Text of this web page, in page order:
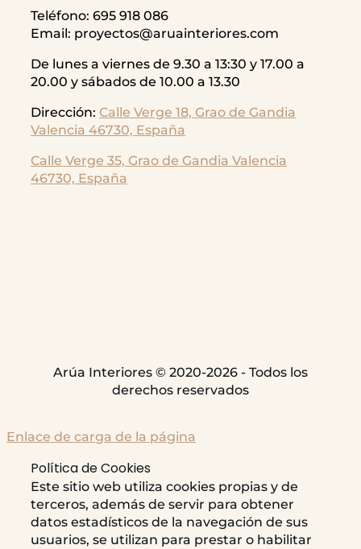
Teléfono: 695 918 086
Email: proyectos@aruainteriores.com
De lunes a viernes de 9.30 a 13:30 y 17.00 a
20.00 y sábados de 10.00 a 13.30
Dirección: Calle Verge 18, Grao de Gandia
Valencia 46730, España
Calle Verge 35, Grao de Gandia Valencia
46730, España
Arúa Interiores © 2020-2026 - Todos los
derechos reservados
Enlace de carga de la página
Política de Cookies
Este sitio web utiliza cookies propias y de
terceros, además de servir para obtener
datos estadísticos de la navegación de sus
usuarios, se utilizan para prestar o habilitar